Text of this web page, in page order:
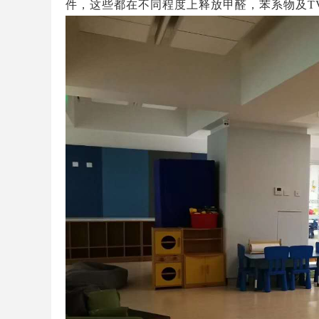
件，这些都在不同程度上释放甲醛，苯系物及